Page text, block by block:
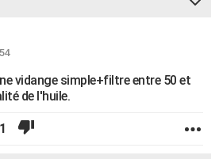
vidange simple+filtre entre 50 et
de l'huile.
1